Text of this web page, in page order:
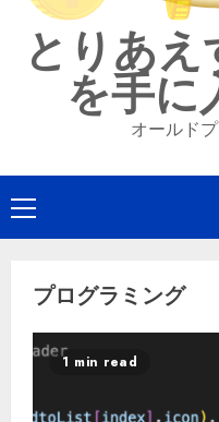
とりあ
を手に
オールド
プログラミング
1 min read